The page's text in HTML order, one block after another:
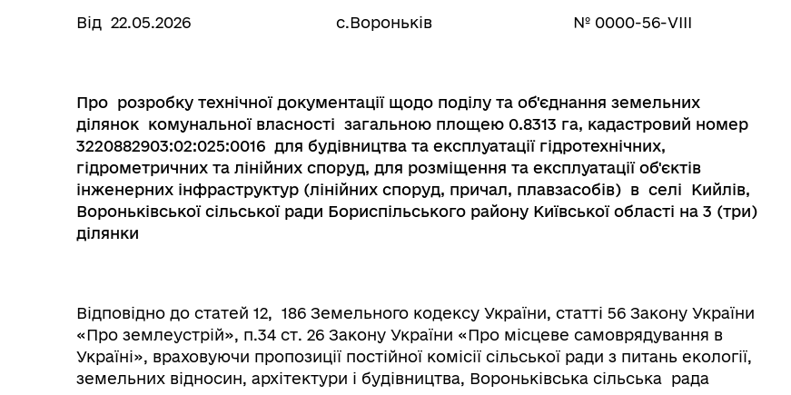
Від 22.05.2026 с.Вороньків № 0000-56-VІІІ
Про розробку технічної документації щодо поділу та об'єднання земельних
ділянок комунальної власності загальною площею 0.8313 га, кадастровий номер
3220882903:02:025:0016 для будівництва та експлуатації гідротехнічних,
гідрометричних та лінійних споруд, для розміщення та експлуатації об'єктів
інженерних інфраструктур (лінійних споруд, причал, плавзасобів) в селі Кийлів,
Вороньківської сільської ради Бориспільського району Київської області на 3 (три)
ділянки
Відповідно до статей 12, 186 Земельного кодексу України, статті 56 Закону України
«Про землеустрій», п.34 ст. 26 Закону України «Про місцеве самоврядування в
Україні», враховуючи пропозиції постійної комісії сільської ради з питань екології,
земельних відносин, архітектури і будівництва, Вороньківська сільська рада